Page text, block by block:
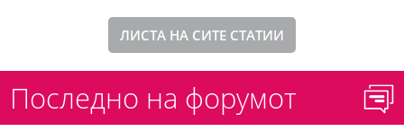
ЛИСТА НА СИТЕ СТАТИИ
Последно на форумот